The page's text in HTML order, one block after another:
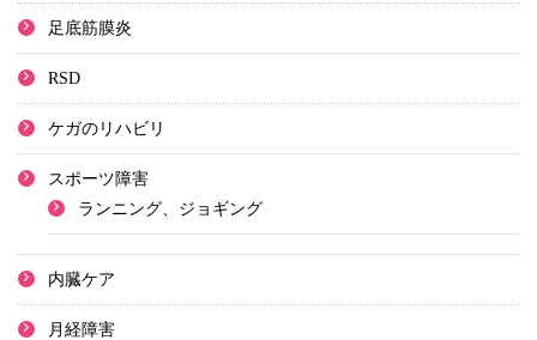
足底筋膜炎
RSD
ケガのリハビリ
スポーツ障害
ランニング、ジョギング
内臓ケア
月経障害